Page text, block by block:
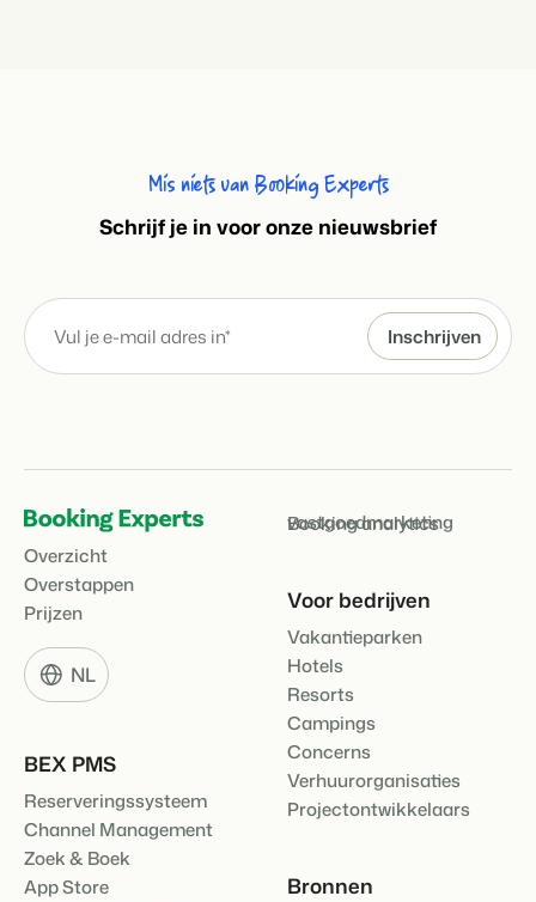
Mis niets van Booking Experts
Schrijf je in voor onze nieuwsbrief
Overzicht
Overstappen
Prijzen
NL
BEX PMS
Reserveringssysteem
Channel Management
Zoek & Boek
App Store
vastgoedmarketing
Booking analytics
Voor bedrijven
Vakantieparken
Hotels
Resorts
Campings
Concerns
Verhuurorganisaties
Projectontwikkelaars
Bronnen